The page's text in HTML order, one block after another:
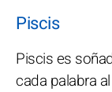
Piscis
Piscis es
cada palabra